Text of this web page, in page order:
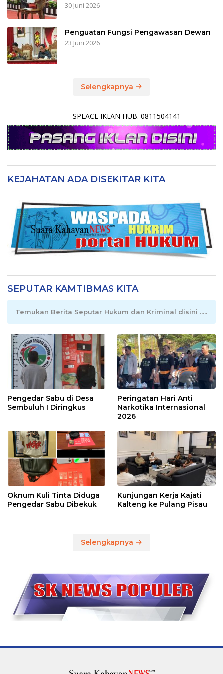
30 Juni 2026
Penguatan Fungsi Pengawasan Dewan
23 Juni 2026
Selengkapnya
SPEACE IKLAN HUB. 0811504141
KEJAHATAN ADA DISEKITAR KITA
SEPUTAR KAMTIBMAS KITA
Temukan Berita Seputar Hukum dan Kriminal disini .....
Pengedar Sabu di Desa
Sembuluh I Diringkus
Peringatan Hari Anti
Narkotika Internasional
2026
Oknum Kuli Tinta Diduga
Pengedar Sabu Dibekuk
Kunjungan Kerja Kajati
Kalteng ke Pulang Pisau
Selengkapnya